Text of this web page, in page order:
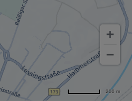
200 m